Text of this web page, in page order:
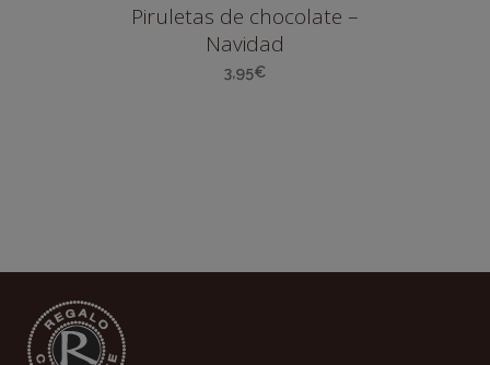
Piruletas de chocolate –
Navidad
3,95€